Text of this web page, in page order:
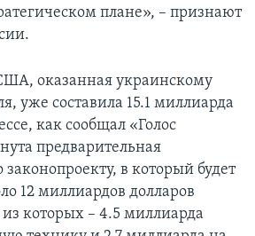
плане», – признают
оказанная украинскому
уже составила 15.1 миллиарда
как сообщал «Голос
предварительная
законопроекту, в который будет
12 миллиардов долларов
которых – 4.5 миллиарда